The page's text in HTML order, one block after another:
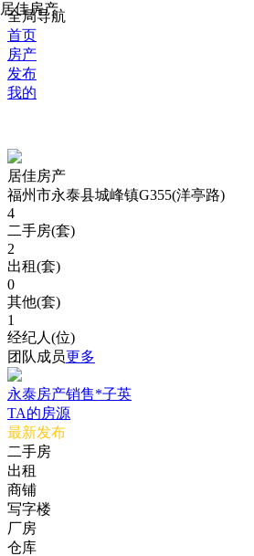
居佳房产
全局导航
首页
房产
发布
我的
居佳房产
福州市永泰县城峰镇G355(洋亭路)
4
二手房(套)
2
出租(套)
0
其他(套)
1
经纪人(位)
团队成员更多
永泰房产销售*子英
TA的房源
最新发布
二手房
出租
商铺
写字楼
厂房
仓库